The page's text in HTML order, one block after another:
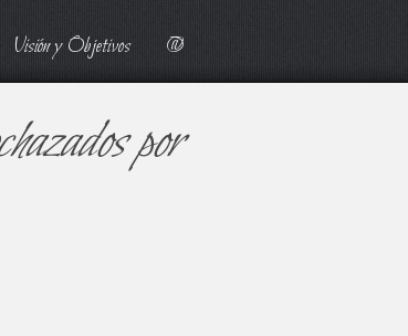
Visión y Objetivos @
por